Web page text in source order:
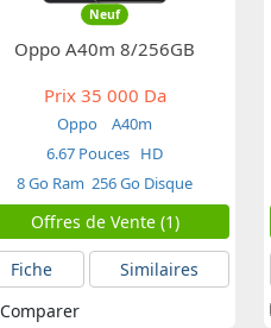
Neuf
Oppo A40m 8/256GB
Prix35 000 Da
Oppo
A40m
6.67 Pouces HD
8 Go Ram 256 Go Disque
Offres de Vente (1)
Fiche
Similaires
Comparer